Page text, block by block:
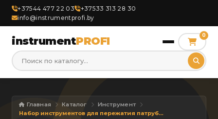
+37544 477 22 03
+37533 313 28 30
info@instrumentprofi.by
instrumentPROFI 0
Главная Каталог
Инструмент
Набор инструментов для пережатия патрубков и шлангов (2 предмета) Хорекс Авто HZ 25.1.116S